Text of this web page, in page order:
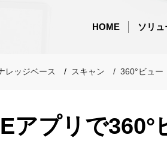
HOME ソリ
レッジベース スキャン 360°ビュー
アプリで360°